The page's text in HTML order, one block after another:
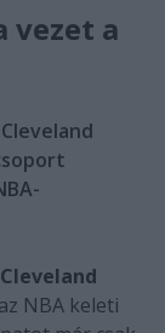
vezet a
Cleveland
NBA keleti